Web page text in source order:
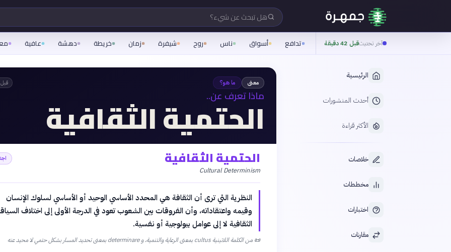
هل تبحث عن شيء؟
آخر تحديثقبل 42 دقيقة تدافع أسواق ناس روح شيفرة زمان خريطة دهشة عافية
الرئيسية
أحدث المنشورات
الأكثر قراءة
خلاصات
مخططات
اختبارات
مقارنات
معنى ما هو؟
ماذا تعرف عن..
الحتمية الثقافية
الحتمية الثقافية
Cultural Determinism
النظرية التي ترى أن الثقافة هي المحدد الأساسي الوحيد أو الأساسي لسلوك الإنسان
وقيمه واعتقاداته، وأن الفروقات بين الشعوب تعود في الدرجة الأولى إلى اختلاف
الثقافية لا إلى عوامل بيولوجية أو نفسية.
📜 من الكلمة اللاتينية cultus بمعنى الرعاية والتنمية، و determinare بمعنى تحديد المسار بشكل حتمي لا محيد عنه